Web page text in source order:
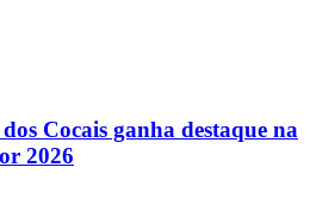
Cocais ganha destaque na
2026